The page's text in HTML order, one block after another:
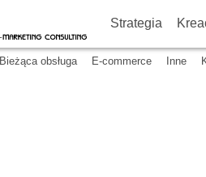
Strategia
Bieżąca obsługa E-commerce Inne